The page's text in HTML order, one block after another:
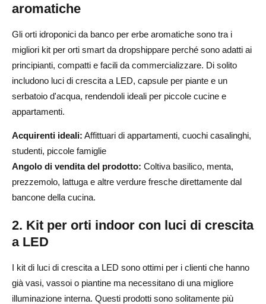
aromatiche
Gli orti idroponici da banco per erbe aromatiche sono tra i
migliori kit per orti smart da dropshippare perché sono adatti ai
principianti, compatti e facili da commercializzare. Di solito
includono luci di crescita a LED, capsule per piante e un
serbatoio d'acqua, rendendoli ideali per piccole cucine e
appartamenti.
Acquirenti ideali: Affittuari di appartamenti, cuochi casalinghi,
studenti, piccole famiglie
Angolo di vendita del prodotto: Coltiva basilico, menta,
prezzemolo, lattuga e altre verdure fresche direttamente dal
bancone della cucina.
2. Kit per orti indoor con luci di crescita
a LED
I kit di luci di crescita a LED sono ottimi per i clienti che hanno
già vasi, vassoi o piantine ma necessitano di una migliore
illuminazione interna. Questi prodotti sono solitamente più